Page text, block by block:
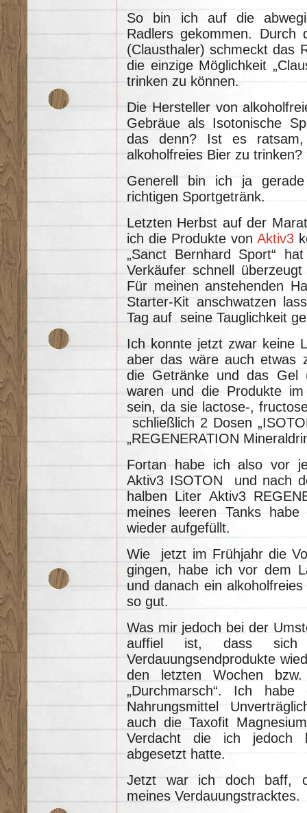
So bin ich auf die
Radlers gekommen. Durch
(Clausthaler) schmeckt das
die einzige Möglichkeit
trinken zu können.
Die Hersteller von
Gebräue als Isotonische
das denn? Ist es
alkoholfreies Bier zu trinken?
Generell bin ich ja
richtigen Sportgetränk.
Letzten Herbst auf der
ich die Produkte von Aktiv3
„Sanct Bernhard Sport“
Verkäufer schnell
Für meinen anstehenden
Starter-Kit anschwatzen
Tag auf seine Tauglichkeit
Ich konnte jetzt zwar keine
aber das wäre auch etwas
die Getränke und das Gel
waren und die Produkte
sein, da sie lactose-,
schließlich 2 Dosen
„REGENERATION
Fortan habe ich also vor
Aktiv3 ISOTON und nach
halben Liter Aktiv3
meines leeren Tanks
wieder aufgefüllt.
Wie jetzt im Frühjahr die
gingen, habe ich vor dem
und danach ein
so gut.
Was mir jedoch bei der
auffiel ist, dass sich
Verdauungsendprodukte
den letzten Wochen
„Durchmarsch“. Ich
Nahrungsmittel
auch die Taxofit
Verdacht die ich jedoch
abgesetzt hatte.
Jetzt war ich doch baff,
meines Verdauungstracktes.